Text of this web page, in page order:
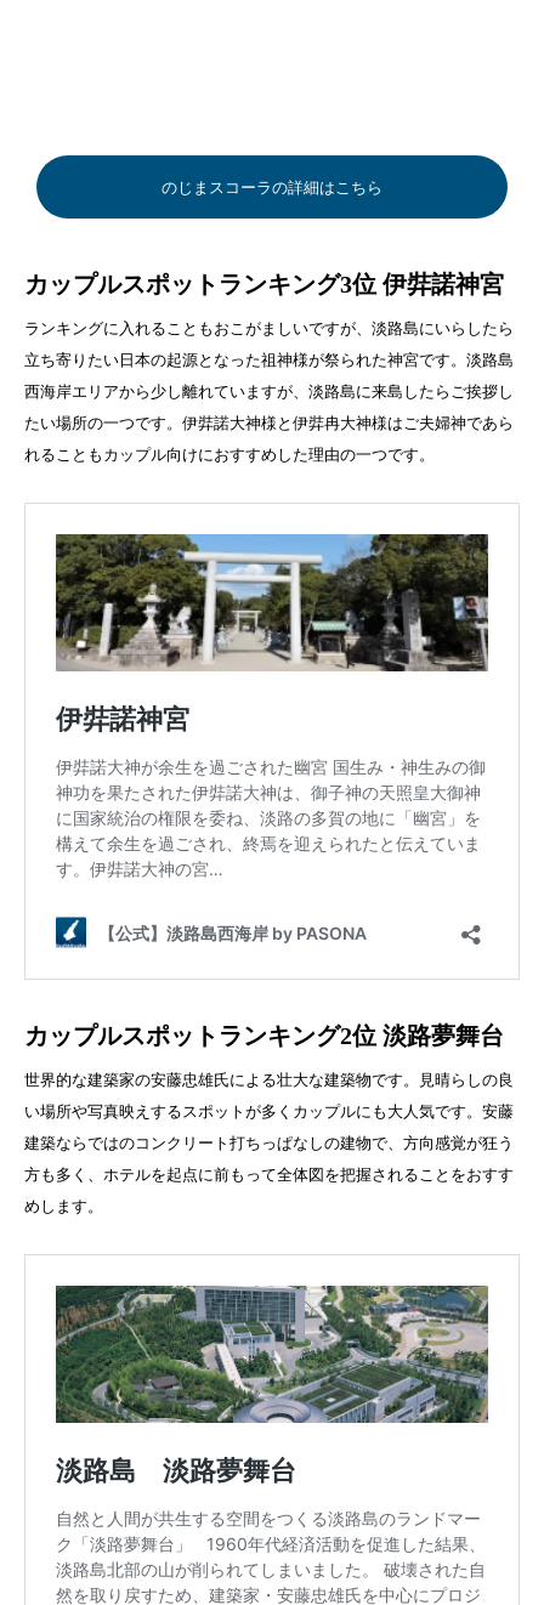
のじまスコーラの詳細はこちら
カップルスポットランキング3位 伊弉諾神宮
ランキングに入れることもおこがましいですが、淡路島にいらしたら
立ち寄りたい日本の起源となった祖神様が祭られた神宮です。淡路島
西海岸エリアから少し離れていますが、淡路島に来島したらご挨拶し
たい場所の一つです。伊弉諾大神様と伊弉冉大神様はご夫婦神であら
れることもカップル向けにおすすめした理由の一つです。
カップルスポットランキング2位 淡路夢舞台
世界的な建築家の安藤忠雄氏による壮大な建築物です。見晴らしの良
い場所や写真映えするスポットが多くカップルにも大人気です。安藤
建築ならではのコンクリート打ちっぱなしの建物で、方向感覚が狂う
方も多く、ホテルを起点に前もって全体図を把握されることをおすす
めします。